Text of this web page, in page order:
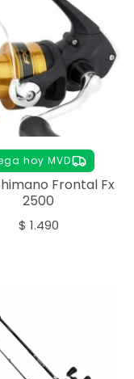
hoy MVD
Frontal Fx
2500
$ 1.490